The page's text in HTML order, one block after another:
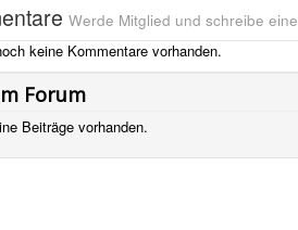
Werde Mitglied und schreibe
keine Kommentare vorhanden.
Forum
Beiträge vorhanden.